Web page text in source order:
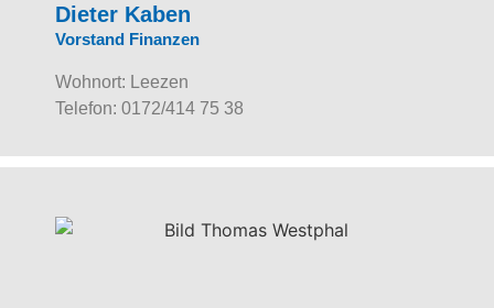
Dieter Kaben
Vorstand Finanzen
Wohnort: Leezen
Telefon: 0172/414 75 38